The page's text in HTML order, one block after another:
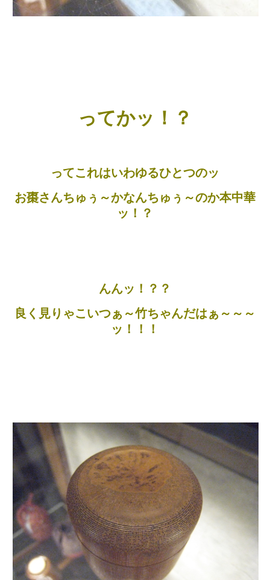
ってかッ！？
ってこれはいわゆるひとつのッ
お棗さんちゅぅ～かなんちゅぅ～のか本中華
ッ！？
んんッ！？？
良く見りゃこいつぁ～竹ちゃんだはぁ～～～
ッ！！！